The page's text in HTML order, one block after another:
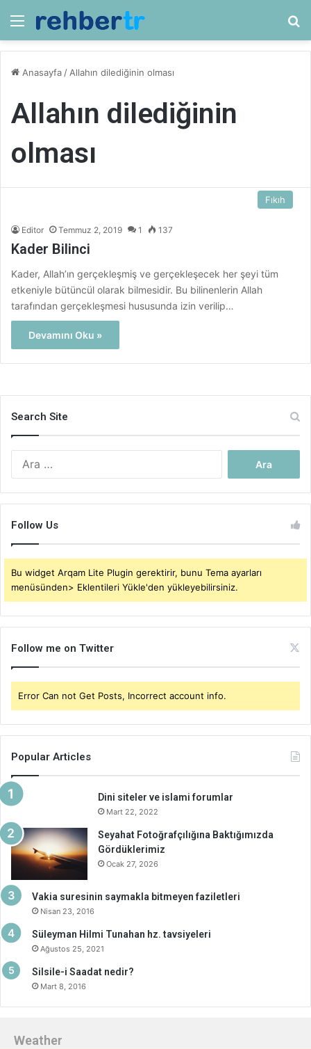
Menü
Anasayfa / Allahın dilediğinin olması
Allahın dilediğinin
olması
Fıkıh
Editor Temmuz 2, 2019 1 137
Kader Bilinci
Kader, Allah’ın gerçekleşmiş ve gerçekleşecek her şeyi tüm
etkeniyle bütüncül olarak bilmesidir. Bu bilinenlerin Allah
tarafından gerçekleşmesi hususunda izin verilip…
Devamını Oku »
Search Site
Follow Us
Bu widget Arqam Lite Plugin gerektirir, bunu Tema ayarları
menüsünden> Eklentileri Yükle'den yükleyebilirsiniz.
Follow me on Twitter
Error Can not Get Posts, Incorrect account info.
Popular Articles
Dini siteler ve islami forumlar
Mart 22, 2022
Seyahat Fotoğrafçılığına Baktığımızda
Gördüklerimiz
Ocak 27, 2026
Vakia suresinin saymakla bitmeyen faziletleri
Nisan 23, 2016
Süleyman Hilmi Tunahan hz. tavsiyeleri
Ağustos 25, 2021
Silsile-i Saadat nedir?
Mart 8, 2016
Weather